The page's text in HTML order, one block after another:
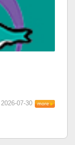
2026-07-30